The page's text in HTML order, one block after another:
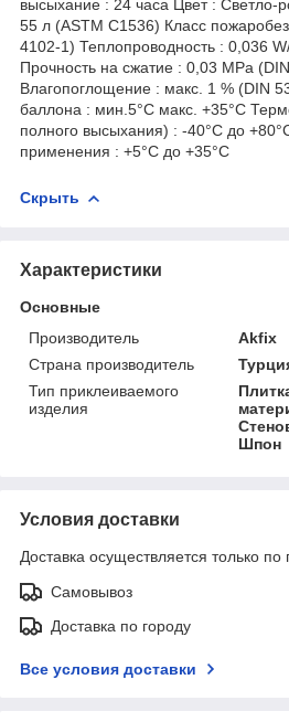
высыхание : 24 часа Цвет : Светло-
55 л (ASTM C1536) Класс
4102-1) Теплопроводность : 0,036
Прочность на сжатие : 0,03 MPa
Влагопоглощение : макс. 1 % (DIN
баллона : мин.5°C макс. +35°C
полного высыхания) : -40°C до
применения : +5°C до +35°C
Скрыть
Характеристики
Основные
Производитель
Akfix
Страна производитель
Тип приклеиваемого
изделия
Шпон
Условия доставки
Доставка осуществляется только по
Самовывоз
Доставка по городу
Все условия доставки